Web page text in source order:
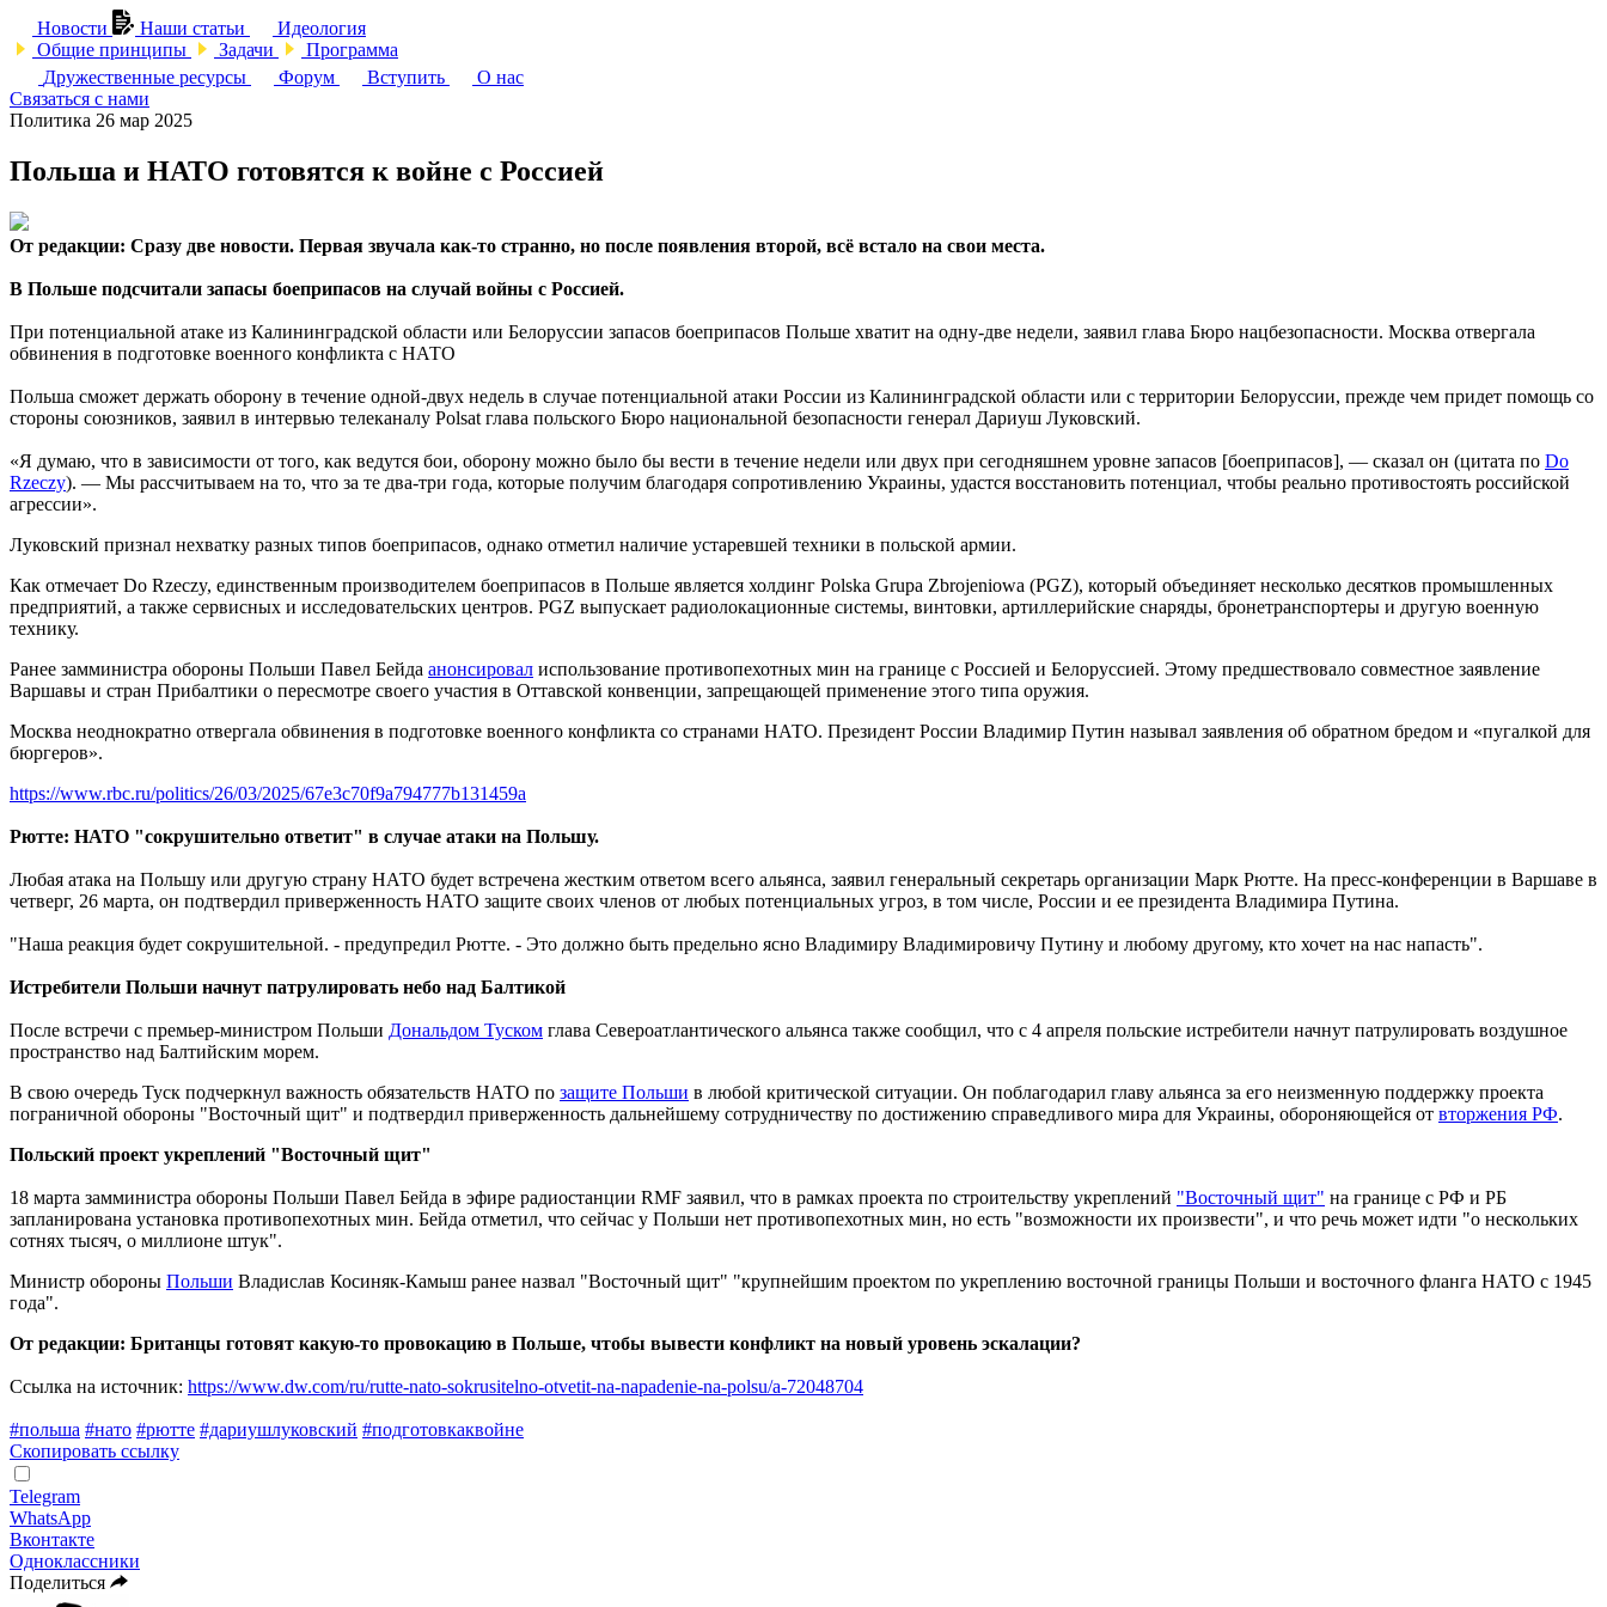
Новости Наши статьи
Идеология
Общие принципы
Задачи
Программа
Дружественные ресурсы
Форум Вступить
О нас
Связаться с нами
Политика 26 мар 2025
Польша и НАТО готовятся к войне с Россией
От редакции: Сразу две новости. Первая звучала как-то странно, но после появления второй, всё встало на свои места.
В Польше подсчитали запасы боеприпасов на случай войны с Россией.
При потенциальной атаке из Калининградской области или Белоруссии запасов боеприпасов Польше хватит на одну-две недели, заявил глава Бюро нацбезопасности. Москва отвергала
обвинения в подготовке военного конфликта с НАТО
Польша сможет держать оборону в течение одной-двух недель в случае потенциальной атаки России из Калининградской области или с территории Белоруссии, прежде чем придет помощь со
стороны союзников, заявил в интервью телеканалу Polsat глава польского Бюро национальной безопасности генерал Дариуш Луковский.
«Я думаю, что в зависимости от того, как ведутся бои, оборону можно было бы вести в течение недели или двух при сегодняшнем уровне запасов [боеприпасов], — сказал он (цитата по Do
Rzeczy). — Мы рассчитываем на то, что за те два-три года, которые получим благодаря сопротивлению Украины, удастся восстановить потенциал, чтобы реально противостоять российской
агрессии».
Луковский признал нехватку разных типов боеприпасов, однако отметил наличие устаревшей техники в польской армии.
Как отмечает Do Rzeczy, единственным производителем боеприпасов в Польше является холдинг Polska Grupa Zbrojeniowa (PGZ), который объединяет несколько десятков промышленных
предприятий, а также сервисных и исследовательских центров. PGZ выпускает радиолокационные системы, винтовки, артиллерийские снаряды, бронетранспортеры и другую военную
технику.
Ранее замминистра обороны Польши Павел Бейда анонсировал использование противопехотных мин на границе с Россией и Белоруссией. Этому предшествовало совместное заявление
Варшавы и стран Прибалтики о пересмотре своего участия в Оттавской конвенции, запрещающей применение этого типа оружия.
Москва неоднократно отвергала обвинения в подготовке военного конфликта со странами НАТО. Президент России Владимир Путин называл заявления об обратном бредом и «пугалкой для
бюргеров».
https://www.rbc.ru/politics/26/03/2025/67e3c70f9a794777b131459a
Рютте: НАТО "сокрушительно ответит" в случае атаки на Польшу.
Любая атака на Польшу или другую страну НАТО будет встречена жестким ответом всего альянса, заявил генеральный секретарь организации Марк Рютте. На пресс-конференции в Варшаве в
четверг, 26 марта, он подтвердил приверженность НАТО защите своих членов от любых потенциальных угроз, в том числе, России и ее президента Владимира Путина.
"Наша реакция будет сокрушительной. - предупредил Рютте. - Это должно быть предельно ясно Владимиру Владимировичу Путину и любому другому, кто хочет на нас напасть".
Истребители Польши начнут патрулировать небо над Балтикой
После встречи с премьер-министром Польши Дональдом Туском глава Североатлантического альянса также сообщил, что с 4 апреля польские истребители начнут патрулировать воздушное
пространство над Балтийским морем.
В свою очередь Туск подчеркнул важность обязательств НАТО по защите Польши в любой критической ситуации. Он поблагодарил главу альянса за его неизменную поддержку проекта
пограничной обороны "Восточный щит" и подтвердил приверженность дальнейшему сотрудничеству по достижению справедливого мира для Украины, обороняющейся от вторжения РФ.
Польский проект укреплений "Восточный щит"
18 марта замминистра обороны Польши Павел Бейда в эфире радиостанции RMF заявил, что в рамках проекта по строительству укреплений "Восточный щит" на границе с РФ и РБ
запланирована установка противопехотных мин. Бейда отметил, что сейчас у Польши нет противопехотных мин, но есть "возможности их произвести", и что речь может идти "о нескольких
сотнях тысяч, о миллионе штук".
Министр обороны Польши Владислав Косиняк-Камыш ранее назвал "Восточный щит" "крупнейшим проектом по укреплению восточной границы Польши и восточного фланга НАТО с 1945
года".
От редакции: Британцы готовят какую-то провокацию в Польше, чтобы вывести конфликт на новый уровень эскалации?
Ссылка на источник: https://www.dw.com/ru/rutte-nato-sokrusitelno-otvetit-na-napadenie-na-polsu/a-72048704
#польша #нато #рютте #дариушлуковский #подготовкаквойне
Скопировать ссылку
Telegram
WhatsApp
Вконтакте
Одноклассники
Поделиться